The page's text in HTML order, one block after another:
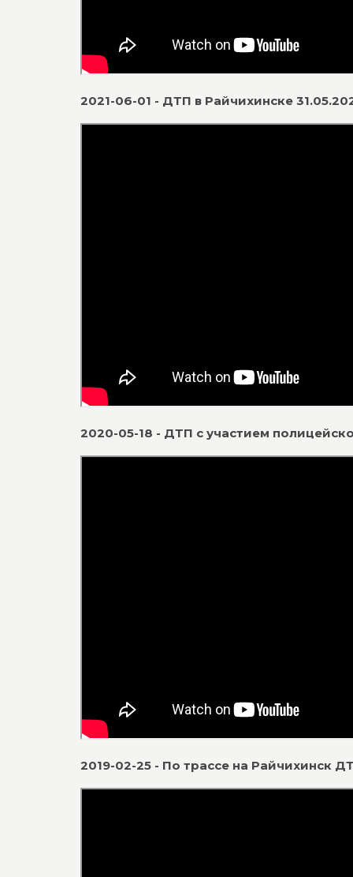
2021-06-01 - ДТП в Райчихинске
2020-05-18 - ДТП с участием
2019-02-25 - По трассе на Райчихинск